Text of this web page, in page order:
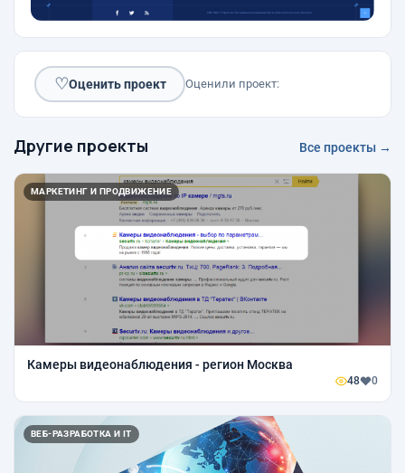
♡Оценить проект Оценили проект:
Другие проекты Все проекты →
МАРКЕТИНГ И ПРОДВИЖЕНИЕ
Камеры видеонаблюдения - регион Москва
48 0
ВЕБ-РАЗРАБОТКА И IT